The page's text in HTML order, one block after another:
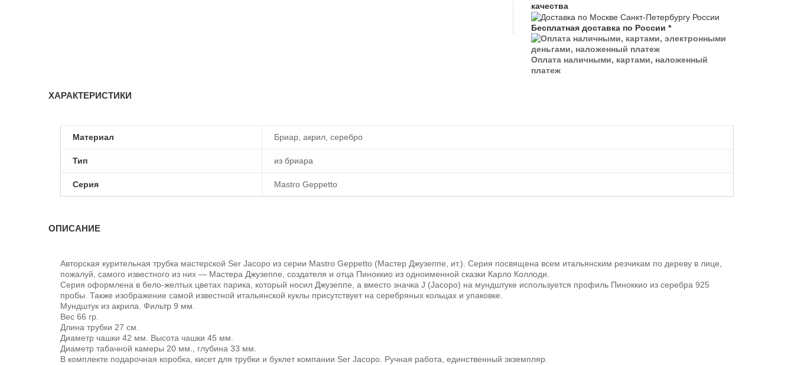
качества
Бесплатная доставка по России *
Оплата наличными, картами, наложенный
платеж
ХАРАКТЕРИСТИКИ
Материал Бриар, акрил, серебро
Тип из бриара
Серия Mastro Geppetto
ОПИСАНИЕ
Авторская курительная трубка мастерской Ser Jacopo из серии Mastro Geppetto (Мастер Джузеппе, ит.). Серия посвящена всем итальянским резчикам по дереву в лице,
пожалуй, самого известного из них — Мастера Джузеппе, создателя и отца Пиноккио из одноименной сказки Карло Коллоди.
Серия оформлена в бело-желтых цветах парика, который носил Джузеппе, а вместо значка J (Jacopo) на мундштуке используется профиль Пиноккио из серебра 925
пробы. Также изображение самой известной итальянской куклы присутствует на серебряных кольцах и упаковке.
Мундштук из акрила. Фильтр 9 мм.
Вес 66 гр.
Длина трубки 27 см.
Диаметр чашки 42 мм. Высота чашки 45 мм.
Диаметр табачной камеры 20 мм., глубина 33 мм.
В комплекте подарочная коробка, кисет для трубки и буклет компании Ser Jacopo. Ручная работа, единственный экземпляр.